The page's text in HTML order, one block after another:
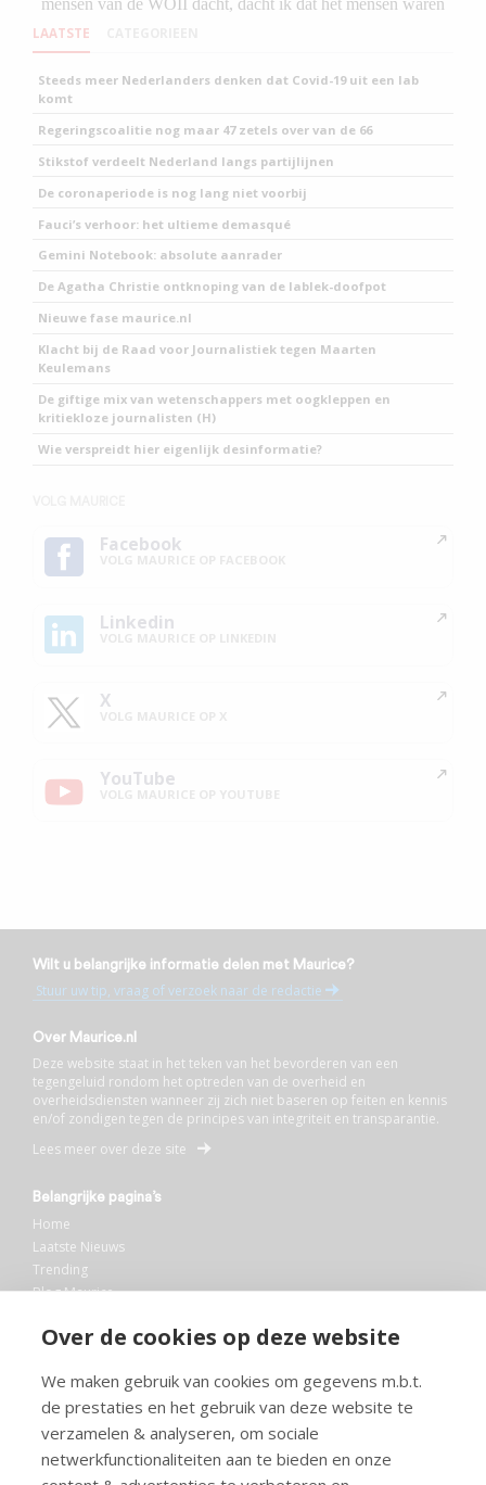
Over de cookies op deze website
We maken gebruik van cookies om gegevens m.b.t.
de prestaties en het gebruik van deze website te
verzamelen & analyseren, om sociale
netwerkfunctionaliteiten aan te bieden en onze
LAATSTE
Steeds meer Nederlanders denken dat Covid-19 uit een lab
komt
Regeringscoalitie nog maar 47 zetels over van de 66
Stikstof verdeelt Nederland langs partijlijnen
De coronaperiode is nog lang niet voorbij
Fauci’s verhoor: het ultieme demasqué
Gemini Notebook: absolute aanrader
De Agatha Christie ontknoping van de lablek-doofpot
Nieuwe fase maurice.nl
Klacht bij de Raad voor Journalistiek tegen Maarten
Keulemans
De giftige mix van wetenschappers met oogkleppen en
kritiekloze journalisten (H)
Wie verspreidt hier eigenlijk desinformatie?
Facebook
Linkedin
X
YouTube
Wilt u belangrijke informatie delen met Maurice?
Stuur uw tip, vraag of verzoek naar de redactie
Over Maurice.nl
Deze website staat in het teken van het bevorderen van een
tegengeluid rondom het optreden van de overheid en
overheidsdiensten wanneer zij zich niet baseren op feiten en kennis
en/of zondigen tegen de principes van integriteit en transparantie.
Lees meer over deze site
Belangrijke pagina’s
Home
Laatste Nieuws
Trending
Blog Maurice
Bibliotheek
Info en service
FAQ
Doneren
Privacy